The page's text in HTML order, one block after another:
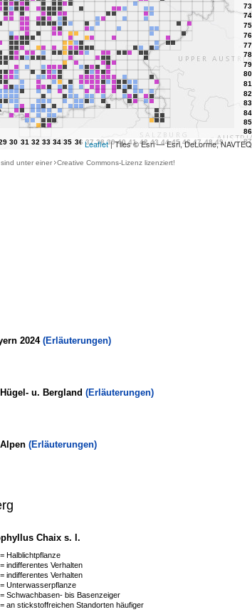
Leaflet| Tiles © Esri — Esri, DeLorme, NAVTEQ
unter einer Creative Commons-Lizenz lizenziert!
2024(Erläuterungen)
u. Bergland (Erläuterungen)
(Erläuterungen)
Chaix s. l.
= Halblichtpflanze
= indifferentes Verhalten
= indifferentes Verhalten
= Unterwasserpflanze
= Schwachbasen- bis Basenzeiger
= an stickstoffreichen Standorten häufiger